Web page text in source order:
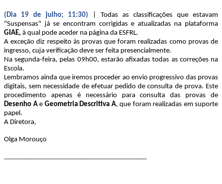
(Dia 19 de julho; 11:30)
| Todas as classificações que estavam
"Suspensas" já se encontram corrigidas e atualizadas na plataforma
GIAE, à qual pode aceder na página da ESFRL.
A exceção diz respeito às provas que foram realizadas como provas de
ingresso, cuja verificação deve ser feita presencialmente.
Na segunda-feira, pelas 09h00, estarão afixadas todas as correções na
Escola.
Lembramos ainda que iremos proceder ao envio progressivo das provas
digitais, sem necessidade de efetuar pedido de consulta de prova. Este
procedimento apenas é necessário para consulta das provas de
Desenho Ae Geometria Descritiva A, que foram realizadas em suporte
papel.
A Diretora,
Olga Morouço